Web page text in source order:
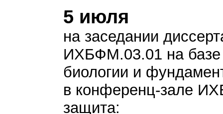
5 июля
на заседании
ИХБФМ.03.01 на базе
биологии и
в конференц-зале
защита: